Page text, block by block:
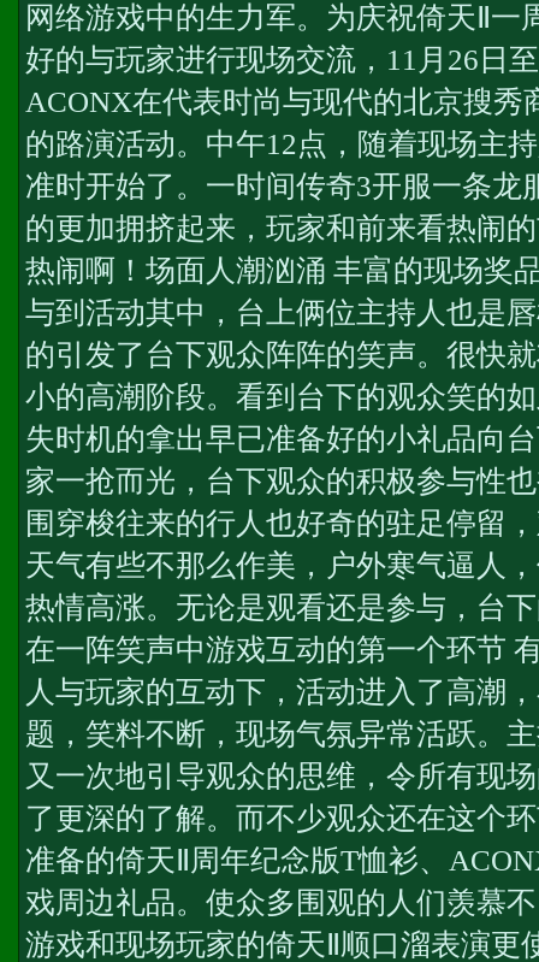
网络游戏中的生力军。为庆祝倚天Ⅱ一
好的与玩家进行现场交流，11月26日
ACONX在代表时尚与现代的北京搜秀
的路演活动。中午12点，随着现场主
准时开始了。一时间传奇3开服一条龙
的更加拥挤起来，玩家和前来看热闹
热闹啊！场面人潮汹涌 丰富的现场奖
与到活动其中，台上俩位主持人也是
的引发了台下观众阵阵的笑声。很快
小的高潮阶段。看到台下的观众笑的
失时机的拿出早已准备好的小礼品向
家一抢而光，台下观众的积极参与性
围穿梭往来的行人也好奇的驻足停留
天气有些不那么作美，户外寒气逼人
热情高涨。无论是观看还是参与，台
在一阵笑声中游戏互动的第一个环节
人与玩家的互动下，活动进入了高潮
题，笑料不断，现场气氛异常活跃。
又一次地引导观众的思维，令所有现
了更深的了解。而不少观众还在这个
准备的倚天Ⅱ周年纪念版T恤衫、
戏周边礼品。使众多围观的人们羡慕
游戏和现场玩家的倚天Ⅱ顺口溜表演更